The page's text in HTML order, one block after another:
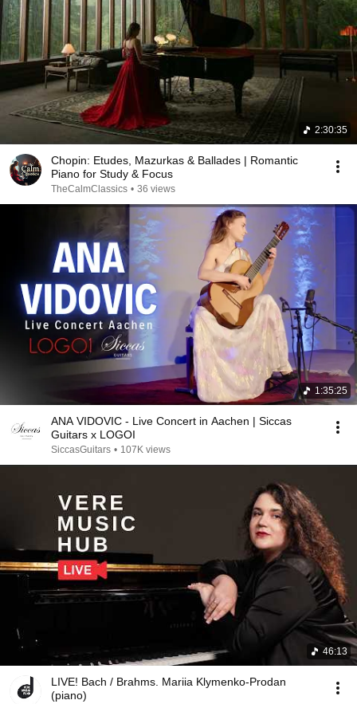
2:30:35
Chopin: Etudes, Mazurkas & Ballades | Romantic
Piano for Study & Focus
TheCalmClassics • 36 views
1:35:25
ANA VIDOVIC - Live Concert in Aachen | Siccas
Guitars x LOGOI
SiccasGuitars • 107K views
46:13
LIVE! Bach / Brahms. Mariia Klymenko-Prodan
(piano)